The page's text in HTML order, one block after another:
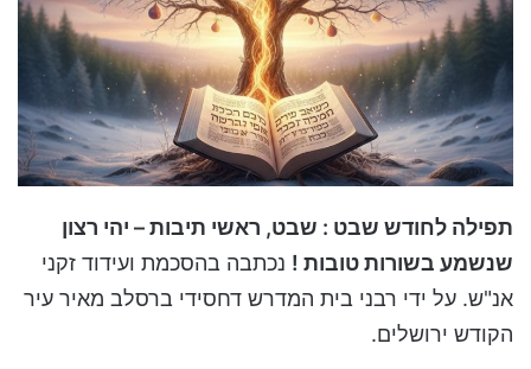
תפילה לחודש שבט : שבט, ראשי תיבות – יהי רצון
שנשמע בשורות טובות ! נכתבה בהסכמת ועידוד זקני
אנ"ש. על ידי רבני בית המדרש דחסידי ברסלב מאיר עיר
הקודש ירושלים.